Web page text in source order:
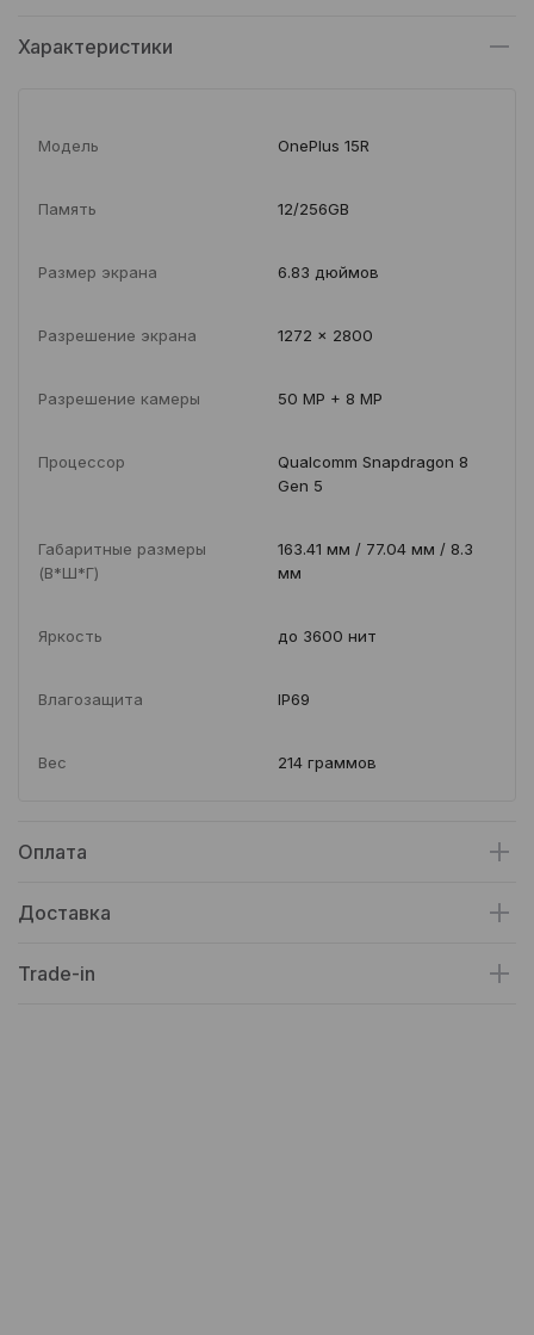
Характеристики
Модель OnePlus 15R
Память 12/256GB
Размер экрана 6.83 дюймов
Разрешение экрана 1272 x 2800
Разрешение камеры 50 MP + 8 MP
Процессор
Qualcomm Snapdragon 8
Gen 5
Габаритные размеры
(В*Ш*Г)
163.41 мм / 77.04 мм / 8.3
мм
Яркость до 3600 нит
Влагозащита IP69
Вес 214 граммов
Оплата
Доставка
Trade-in